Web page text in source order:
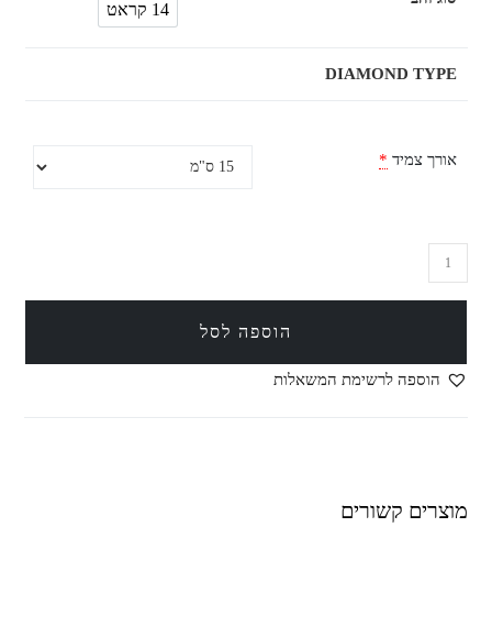
14 קראט
14 קראט
DIAMOND TYPE
אורך צמיד *
הוספה לסל
הוספה לרשימת המשאלות
מוצרים קשורים